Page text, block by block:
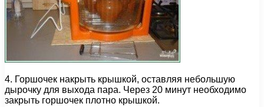
4. Горшочек накрыть крышкой, оставляя небольшую
дырочку для выхода пара. Через 20 минут необходимо
закрыть горшочек плотно крышкой.